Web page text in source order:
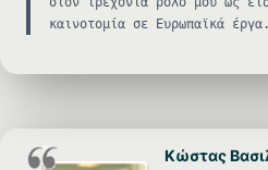
καινοτομία σε Ευρωπαϊκά έργα.
Κώστας